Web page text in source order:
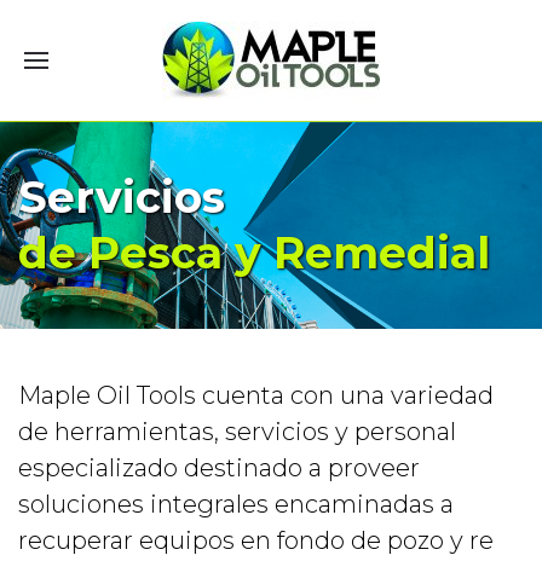
Servicios
de Pesca y Remedial
Maple Oil Tools cuenta con una variedad
de herramientas, servicios y personal
especializado destinado a proveer
soluciones integrales encaminadas a
recuperar equipos en fondo de pozo y re